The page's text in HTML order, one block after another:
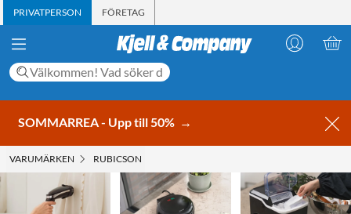
PRIVATPERSON FÖRETAG
SOMMARREA - Upp till 50% →
VARUMÄRKEN RUBICSON